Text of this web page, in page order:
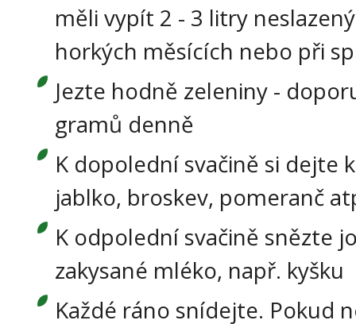
měli vypít 2 - 3 litry
horkých měsících nebo při
Jezte hodně zeleniny -
gramů denně
K dopolední svačině si dejte
jablko, broskev, pomeranč
K odpolední svačině snězte
zakysané mléko, např. kyšku
Každé ráno snídejte. Pokud